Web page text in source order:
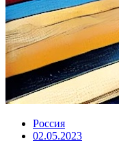
Россия
02.05.2023